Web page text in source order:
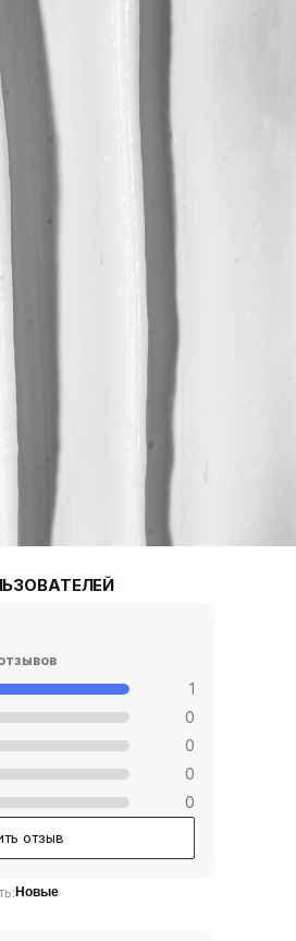
1
0
0
0
0
отзыв
Новые